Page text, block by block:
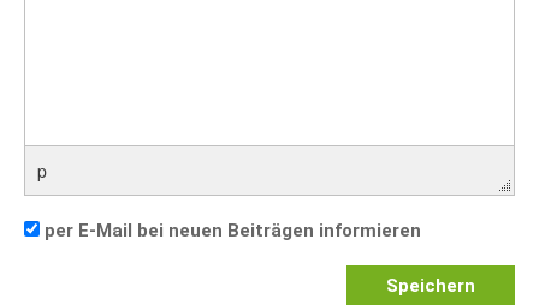
p
per E-Mail bei neuen Beiträgen informieren
Speichern